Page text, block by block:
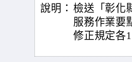
說明： 檢送「彰化
服務作業要
修正規定各1